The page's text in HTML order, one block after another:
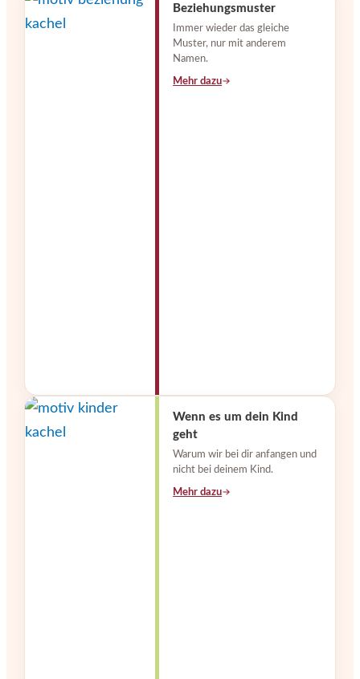
Beziehungsmuster
Immer wieder das gleiche
Muster, nur mit anderem
Namen.
Mehr dazu
Wenn es um dein Kind
geht
Warum wir bei dir anfangen und
nicht bei deinem Kind.
Mehr dazu